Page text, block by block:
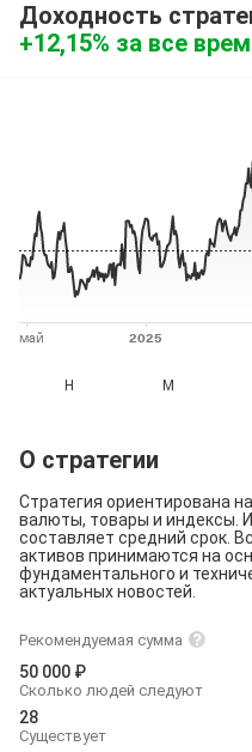
Доходность
+12,15% за все
Н М
О стратегии
Стратегия ориентирована
валюты, товары и индексы.
составляет средний срок.
активов принимаются на
фундаментального и
актуальных новостей.
Рекомендуемая сумма
50 000 ₽
Сколько людей следуют
28
Существует